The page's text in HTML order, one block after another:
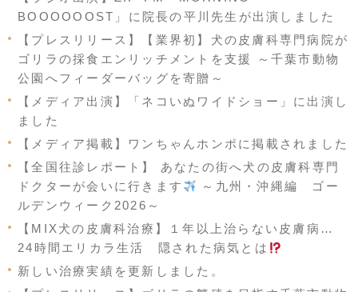
BOOOOOOST」に院長の平川先生が出演しました
【プレスリリース】【業界初】犬の皮膚科専門病院が
ゴリラの採食エンリッチメントを支援 ～千葉市動物
公園へフィーダーバッグを寄贈～
【メディア出演】「ネコいぬワイドショー」に出演し
ました
【メディア掲載】ワンちゃんホンポに掲載されました
【全国往診レポート】 あなたの街へ犬の皮膚科専門
ドクターが会いに行きます
～九州・沖縄編 ゴー
ルデンウィーク2026～
【MIX犬の皮膚科治療】１年以上治らない皮膚病…
24時間エリカラ生活 隠された病気とは
新しい治療実績を更新しました。